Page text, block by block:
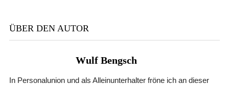
ÜBER DEN AUTOR
Wulf Bengsch
In Personalunion und als Alleinunterhalter fröne ich an dieser